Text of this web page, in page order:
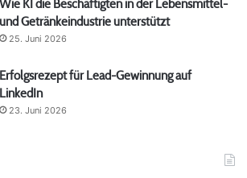
Wie KI die Beschäftigten in der Lebensmittel-
und Getränkeindustrie unterstützt
25. Juni 2026
Erfolgsrezept für Lead-Gewinnung auf
LinkedIn
23. Juni 2026